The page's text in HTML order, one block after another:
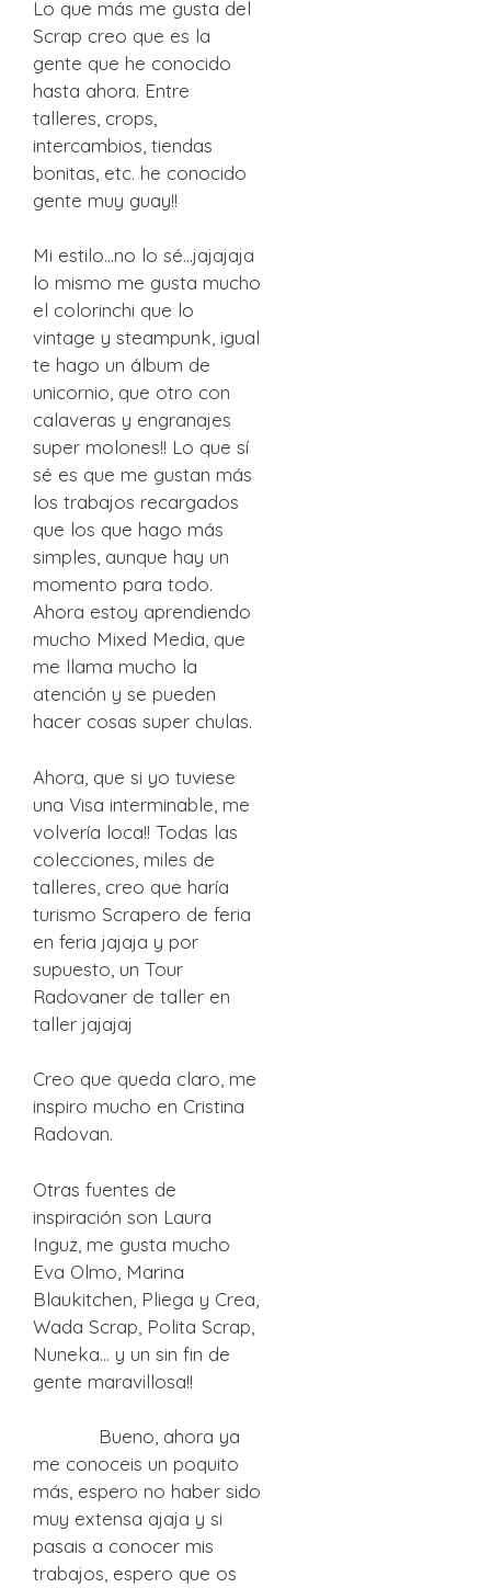
Lo que más me gusta del
Scrap creo que es la
gente que he conocido
hasta ahora. Entre
talleres, crops,
intercambios, tiendas
bonitas, etc. he conocido
gente muy guay!!
Mi estilo…no lo sé…jajajaja
lo mismo me gusta mucho
el colorinchi que lo
vintage y steampunk, igual
te hago un álbum de
unicornio, que otro con
calaveras y engranajes
super molones!! Lo que sí
sé es que me gustan más
los trabajos recargados
que los que hago más
simples, aunque hay un
momento para todo.
Ahora estoy aprendiendo
mucho Mixed Media, que
me llama mucho la
atención y se pueden
hacer cosas super chulas.
Ahora, que si yo tuviese
una Visa interminable, me
volvería loca!! Todas las
colecciones, miles de
talleres, creo que haría
turismo Scrapero de feria
en feria jajaja y por
supuesto, un Tour
Radovaner de taller en
taller jajajaj
Creo que queda claro, me
inspiro mucho en Cristina
Radovan.
Otras fuentes de
inspiración son Laura
Inguz, me gusta mucho
Eva Olmo, Marina
Blaukitchen, Pliega y Crea,
Wada Scrap, Polita Scrap,
Nuneka… y un sin fin de
gente maravillosa!!
Bueno, ahora ya
me conoceis un poquito
más, espero no haber sido
muy extensa ajaja y si
pasais a conocer mis
trabajos, espero que os